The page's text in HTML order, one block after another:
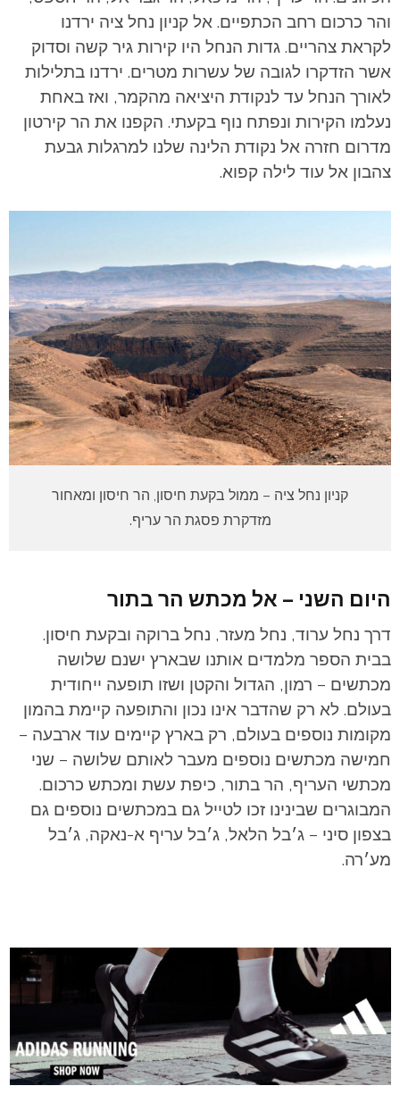
והר כרכום רחב הכתפיים. אל קניון נחל ציה ירדנו
לקראת צהריים. גדות הנחל היו קירות גיר קשה וסדוק
אשר הזדקרו לגובה של עשרות מטרים. ירדנו בתלילות
לאורך הנחל עד לנקודת היציאה מהקמר, ואז באחת
נעלמו הקירות ונפתח נוף בקעתי. הקפנו את הר קירטון
מדרום חזרה אל נקודת הלינה שלנו למרגלות גבעת
צהבון אל עוד לילה קפוא.
קניון נחל ציה – ממול בקעת חיסון, הר חיסון ומאחור
מזדקרת פסגת הר עריף.
היום השני – אל מכתש הר בתור
דרך נחל ערוד, נחל מעזר, נחל ברוקה ובקעת חיסון.
בבית הספר מלמדים אותנו שבארץ ישנם שלושה
מכתשים – רמון, הגדול והקטן ושזו תופעה ייחודית
בעולם. לא רק שהדבר אינו נכון והתופעה קיימת בהמון
מקומות נוספים בעולם, רק בארץ קיימים עוד ארבעה –
חמישה מכתשים נוספים מעבר לאותם שלושה – שני
מכתשי העריף, הר בתור, כיפת עשת ומכתש כרכום.
המבוגרים שבינינו זכו לטייל גם במכתשים נוספים גם
בצפון סיני – ג׳בל הלאל, ג׳בל עריף א-נאקה, ג׳בל
מע׳רה.